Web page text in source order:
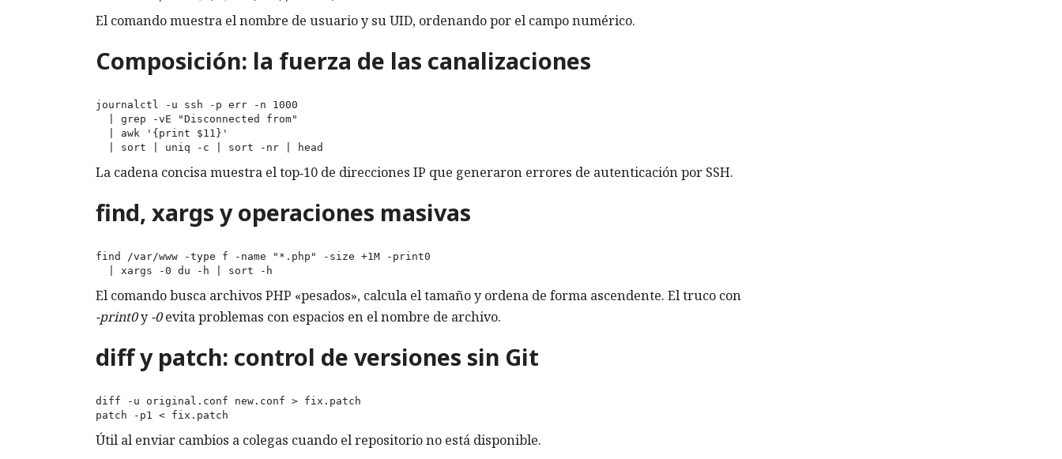
El comando muestra el nombre de usuario y su UID, ordenando por el campo numérico.
Composición: la fuerza de las canalizaciones
journalctl -u ssh -p err -n 1000
  | grep -vE "Disconnected from"
  | awk '{print $11}'
  | sort | uniq -c | sort -nr | head
La cadena concisa muestra el top‑10 de direcciones IP que generaron errores de autenticación por SSH.
find, xargs y operaciones masivas
find /var/www -type f -name "*.php" -size +1M -print0
  | xargs -0 du -h | sort -h
El comando busca archivos PHP «pesados», calcula el tamaño y ordena de forma ascendente. El truco con
-print0y-0evita problemas con espacios en el nombre de archivo.
diff y patch: control de versiones sin Git
diff -u original.conf new.conf > fix.patch
patch -p1 < fix.patch
Útil al enviar cambios a colegas cuando el repositorio no está disponible.